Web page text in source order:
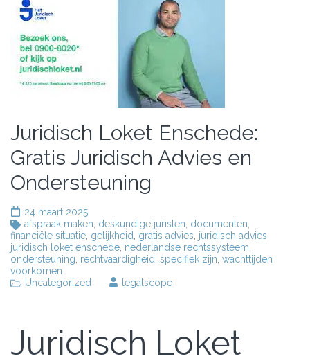
Juridisch Loket Enschede:
Gratis Juridisch Advies en
Ondersteuning
24 maart 2025
afspraak maken deskundige juristen documenten
financiële situatie gelijkheid gratis advies juridisch advies
juridisch loket enschede nederlandse rechtssysteem
ondersteuning rechtvaardigheid specifiek zijn wachttijden
voorkomen
Uncategorized
legalscope
Juridisch Loket